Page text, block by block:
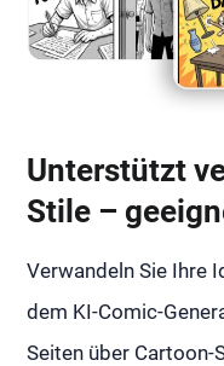
Unterstützt
Stile –
Verwandeln Sie Ihre
dem KI-Comic-
Seiten über